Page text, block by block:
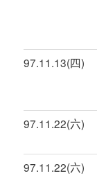
97.11.13(四)
97.11.22(六)
97.11.22(六)